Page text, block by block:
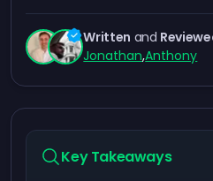
Written and
Jonathan,Anthony
Key Takeaways